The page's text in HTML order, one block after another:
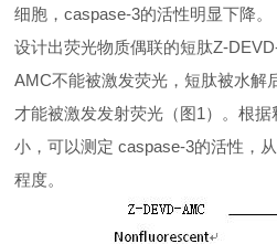
细胞，caspase-3的活性明显下降。
设计出荧光物质偶联的短肽Z-
AMC不能被激发荧光，短肽被水解
才能被激发发射荧光（图1）。根
小，可以测定 caspase-3的活性，
程度。